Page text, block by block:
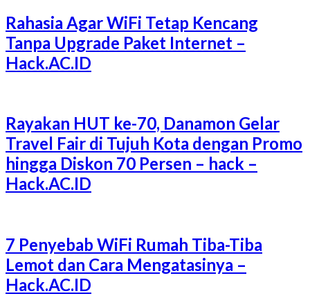
Rahasia Agar WiFi Tetap Kencang
Tanpa Upgrade Paket Internet –
Hack.AC.ID
Rayakan HUT ke-70, Danamon Gelar
Travel Fair di Tujuh Kota dengan Promo
hingga Diskon 70 Persen – hack –
Hack.AC.ID
7 Penyebab WiFi Rumah Tiba-Tiba
Lemot dan Cara Mengatasinya –
Hack.AC.ID